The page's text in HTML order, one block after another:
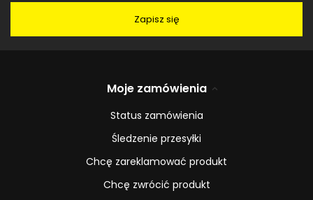
Zapisz się
Moje zamówienia
Status zamówienia
Śledzenie przesyłki
Chcę zareklamować produkt
Chcę zwrócić produkt